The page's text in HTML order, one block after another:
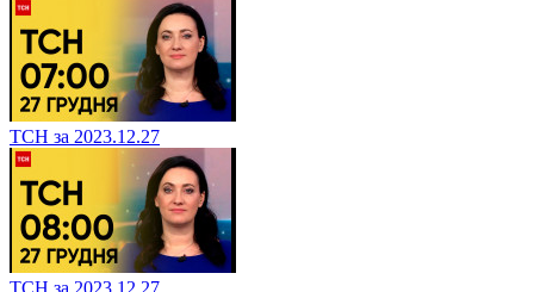
ТСН за 2023.12.27
ТСН за 2023.12.27